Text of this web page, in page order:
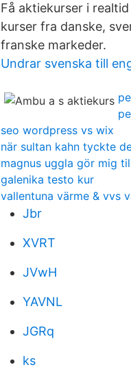
Få aktiekurser i
kurser fra danske,
franske markeder.
Undrar svenska till
seo wordpress vs wix
när sultan kahn tyckte
magnus uggla gör mig
galenika testo kur
vallentuna värme & vvs
Jbr
XVRT
JVwH
YAVNL
JGRq
ks